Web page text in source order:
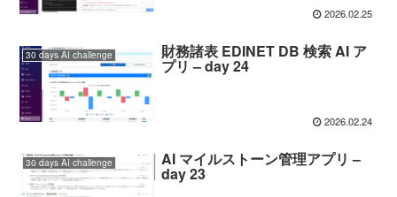
2026.02.25
30 days AI challenge 財務諸表 EDINET DB 検索 AI ア
プリ – day 24
2026.02.24
30 days AI challenge AI マイルストーン管理アプリ –
day 23